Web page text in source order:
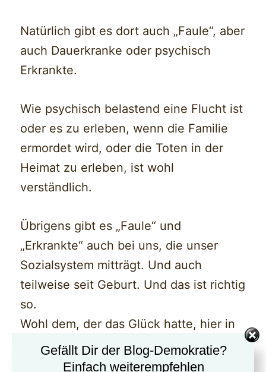
Natürlich gibt es dort auch „Faule“, aber
auch Dauerkranke oder psychisch
Erkrankte.
Wie psychisch belastend eine Flucht ist
oder es zu erleben, wenn die Familie
ermordet wird, oder die Toten in der
Heimat zu erleben, ist wohl
verständlich.
Übrigens gibt es „Faule“ und
„Erkrankte“ auch bei uns, die unser
Sozialsystem mitträgt. Und auch
teilweise seit Geburt. Und das ist richtig
so.
Wohl dem, der das Glück hatte, hier in
Deutschland
Gefällt Dir der Blog-Demokratie?
Einfach weiterempfehlen